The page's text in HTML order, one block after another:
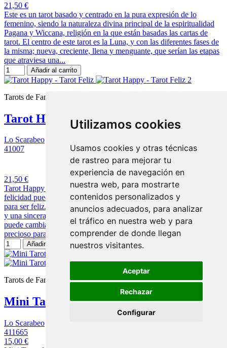
Utilizamos cookies
Usamos cookies y otras técnicas
de rastreo para mejorar tu
experiencia de navegación en
nuestra web, para mostrarte
contenidos personalizados y
anuncios adecuados, para analizar
el tráfico en nuestra web y para
comprender de donde llegan
nuestros visitantes.
Aceptar
Rechazar
Configurar
21,50 €
Este es un tarot basado y centrado en la pura expresión de lo
femenino, siendo la naturaleza divina principal de la espiritualidad
Pagana y Wiccana, religión en la que están basadas las cartas de
tarot. El centro de este tarot es la Luna, y con las diferentes fases de
la misma; nueva, creciente, llena y menguante, que serían las etapas
que atraviesa una...
Añadir al carrito
Tarots de Fantasia
Tarot Happy - Tarot Feliz
Lo Scarabeo
41007
10 opiniones
21,50 €
Tarot Happy Un tarot para las personas que quieren ser felices. La
felicidad puede cambiar el mundo. Y ahora es el mejor momento
para ser feliz. Cielo azul, hierba verde, manzanas rojas, sol amarillo
y una sincera sonrisa, cambia la forma de ver el mundo. La felicidad
puede cambiar la vida. Cada mañana comienza un día brillante,
precioso para ser feliz. Y...
Añadir al carrito
Tarots de Fantasia
Mini Tarot de Nicoletta Ceccoli
Lo Scarabeo
411665
15,00 €